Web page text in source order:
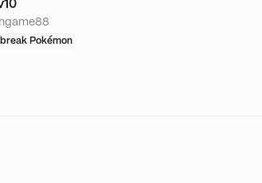
ev10
Pokémon